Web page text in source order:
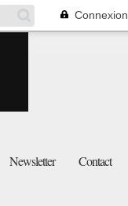
Connexion
Newsletter Contact